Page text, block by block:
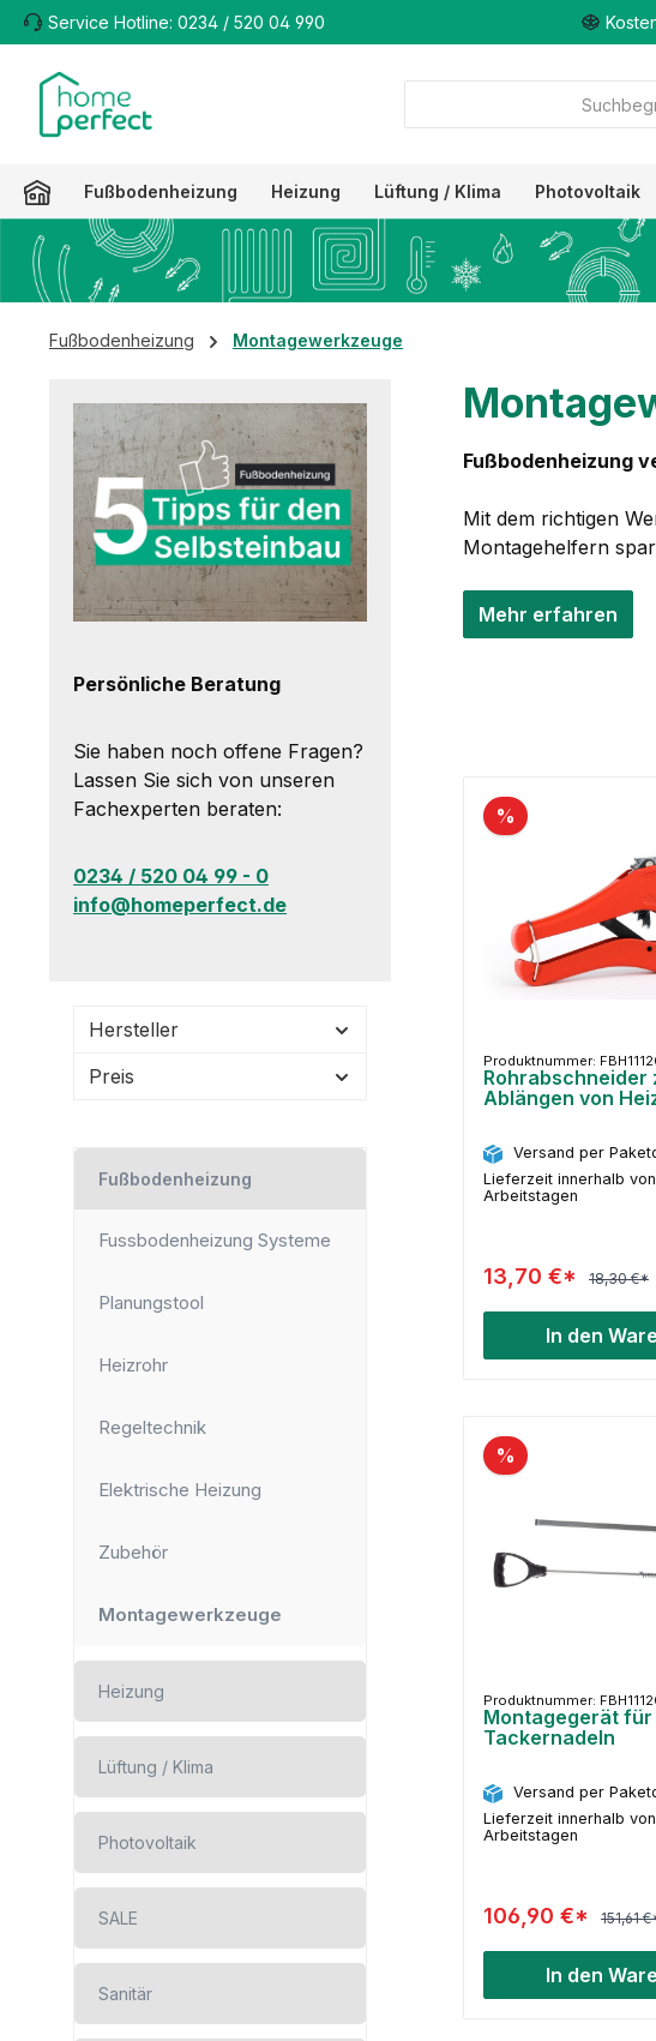
Hauptinhalt springen
Zur Suche springen
Zur Hauptnavigation springen
Service Hotline: 0234 / 520 04 990
Fußbodenheizung Heizung Lüftung / Klima Photovoltaik
Fußbodenheizung Montagewerkzeuge
Persönliche Beratung
Sie haben noch offene Fragen?
Lassen Sie sich von unseren
Fachexperten beraten:
0234 / 520 04 99 - 0
info@homeperfect.de
Hersteller
Preis
Fußbodenheizung
Fussbodenheizung Systeme
Planungstool
Heizrohr
Regeltechnik
Elektrische Heizung
Zubehör
Montagewerkzeuge
Heizung
Lüftung / Klima
Photovoltaik
SALE
Sanitär
Fußbodenheizung
Mit dem richtigen
Montagehelfern
Mehr erfahren
%
Produktnummer:
Rohrabschneider
Ablängen von
Versand per
Lieferzeit innerhalb
Arbeitstagen
13,70 €* 18,30 €*
In den
%
Produktnummer:
Montagegerät für
Tackernadeln
Versand per
Lieferzeit innerhalb
Arbeitstagen
106,90 €* 151,61
In den